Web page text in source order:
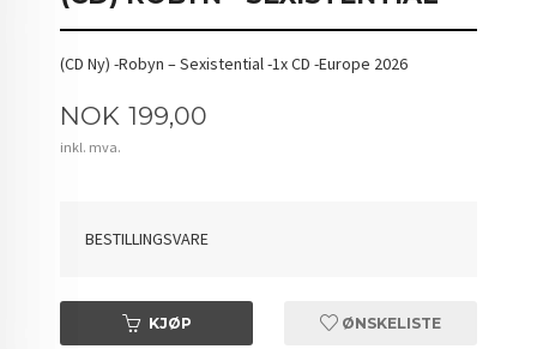
(CD Ny) -Robyn – Sexistential -1x CD -Europe 2026
Pris
NOK 199,00
inkl. mva.
BESTILLINGSVARE
KJØP ØNSKELISTE